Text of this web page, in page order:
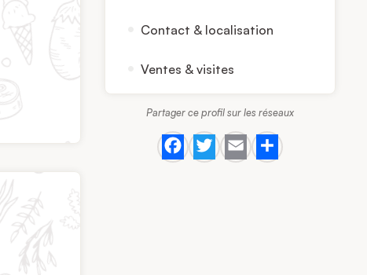
Contact & localisation
Ventes & visites
Partager ce profil sur les réseaux
Facebook
Twitter
EmailShare